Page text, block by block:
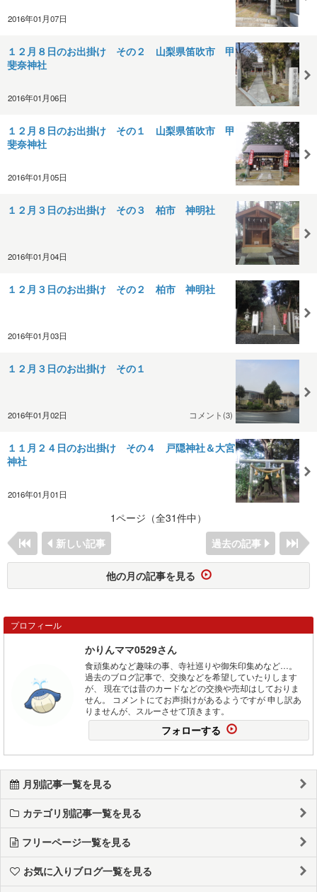
2016年01月07日
１２月８日のお出掛け その２ 山梨県笛吹市 甲
斐奈神社
2016年01月06日
１２月８日のお出掛け その１ 山梨県笛吹市 甲
斐奈神社
2016年01月05日
１２月３日のお出掛け その３ 柏市 神明社
2016年01月04日
１２月３日のお出掛け その２ 柏市 神明社
2016年01月03日
１２月３日のお出掛け その１
2016年01月02日 コメント(3)
１１月２４日のお出掛け その４ 戸隠神社＆大宮
神社
2016年01月01日
1ページ（全31件中）
新しい記事
過去の記事
他の月の記事を見る
プロフィール
かりんママ0529さん
食頑集めなど趣味の事、寺社巡りや御朱印集めなど…。
過去のブログ記事で、交換などを希望していたりします
が、 現在では昔のカードなどの交換や売却はしておりま
せん。 コメントにてお声掛けがあるようですが 申し訳あ
りませんが、スルーさせて頂きます。
フォローする
月別記事一覧を見る
カテゴリ別記事一覧を見る
フリーページ一覧を見る
お気に入りブログ一覧を見る